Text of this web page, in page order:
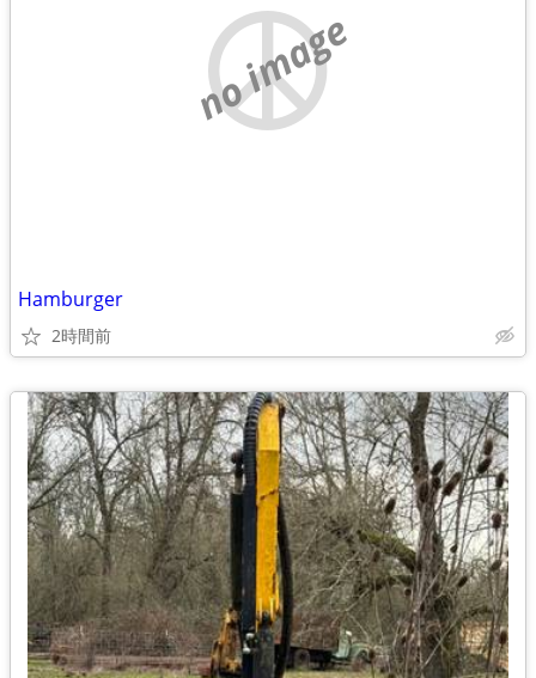
no image
Hamburger
2時間前